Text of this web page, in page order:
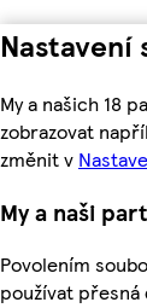
Nastavení
My a našich 18
zobrazovat
změnit v
My a naši
Povolením
používat přesná